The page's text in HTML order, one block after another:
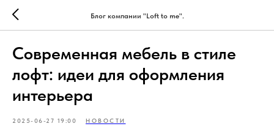
Блог компании "Loft to me".
Современная мебель в стиле
лофт: идеи для оформления
интерьера
2025-06-27 19:00 НОВОСТИ